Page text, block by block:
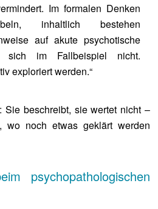
Im formalen Denken
inhaltlich bestehen
auf akute psychotische
sich im Fallbeispiel nicht.
exploriert werden.“
beschreibt, sie wertet nicht –
wo noch etwas geklärt werden
psychopathologischen